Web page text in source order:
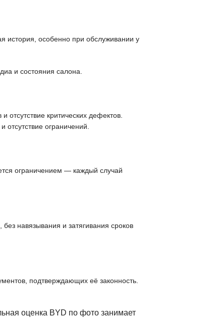
история, особенно при обслуживании у
и состояния салона.
отсутствие критических дефектов.
отсутствие ограничений.
ограничением — каждый случай
навязывания и затягивания сроков
подтверждающих её законность.
оценка BYD по фото занимает